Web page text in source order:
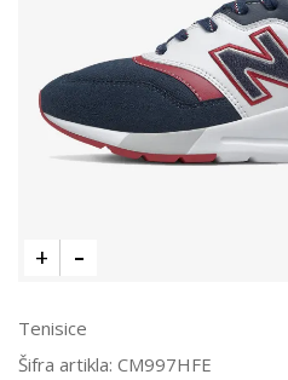
Tenisice
Šifra artikla: CM997HFE